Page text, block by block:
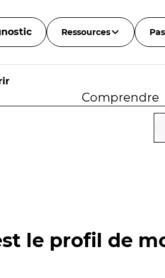
Ressources
Comprendre
le profil de